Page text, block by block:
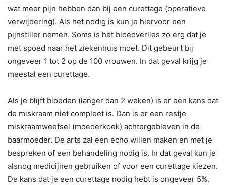
wat meer pijn hebben dan bij een curettage (operatieve
verwijdering). Als het nodig is kun je hiervoor een
pijnstiller nemen. Soms is het bloedverlies zo erg dat je
met spoed naar het ziekenhuis moet. Dit gebeurt bij
ongeveer 1 tot 2 op de 100 vrouwen. In dat geval krijg je
meestal een curettage.
Als je blijft bloeden (langer dan 2 weken) is er een kans dat
de miskraam niet compleet is. Dan is er een restje
miskraamweefsel (moederkoek) achtergebleven in de
baarmoeder. De arts zal een echo willen maken en met je
bespreken of een behandeling nodig is. In dat geval kun je
alsnog medicijnen gebruiken of voor een curettage kiezen.
De kans dat je een curettage nodig hebt is ongeveer 5%.